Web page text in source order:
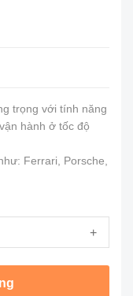
trọng với tính năng
hành ở tốc độ
Ferrari, Porsche,
+